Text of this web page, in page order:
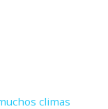
climas